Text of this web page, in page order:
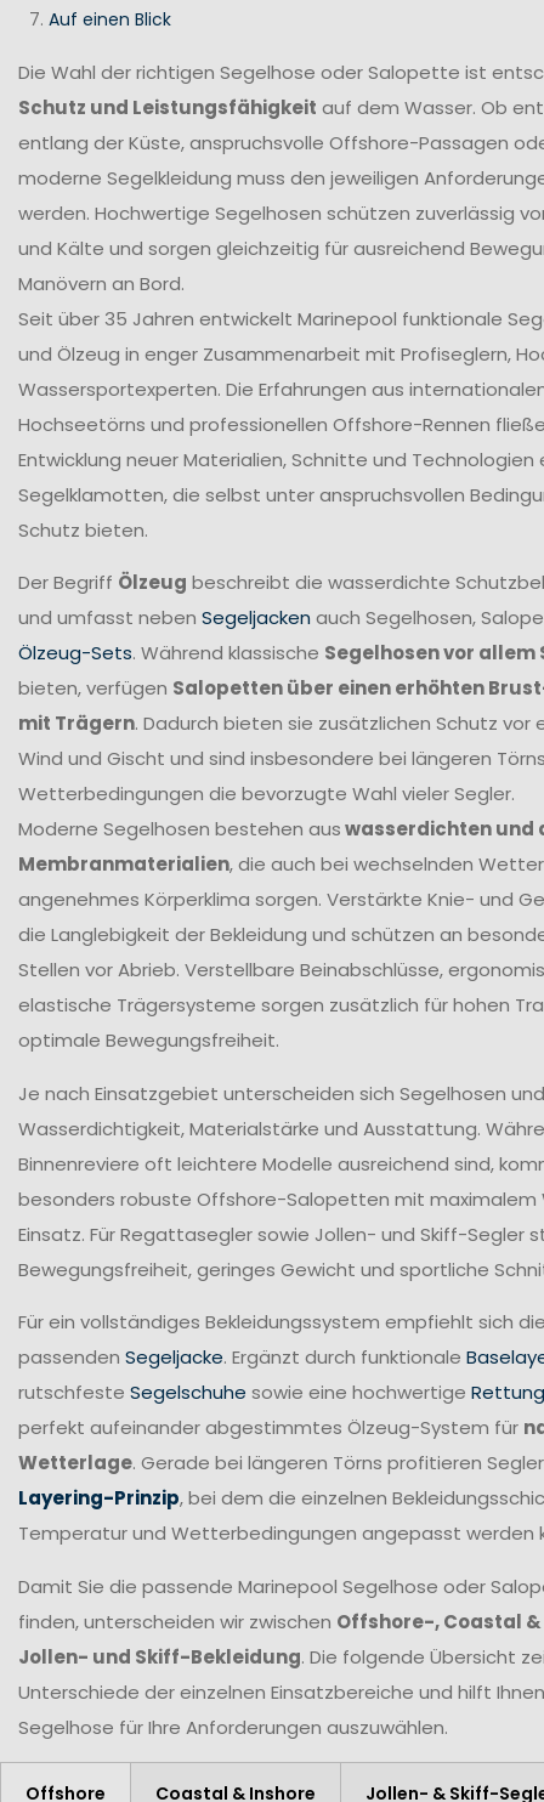
Auf einen Blick
Die Wahl der richtigen Segelhose oder Salopette ist
Schutz und Leistungsfähigkeit auf dem Wasser. Ob
entlang der Küste, anspruchsvolle Offshore-Passagen
moderne Segelkleidung muss den jeweiligen
werden. Hochwertige Segelhosen schützen zuverlässig
und Kälte und sorgen gleichzeitig für ausreichend
Manövern an Bord.
Seit über 35 Jahren entwickelt Marinepool funktionale
und Ölzeug in enger Zusammenarbeit mit Profiseglern,
Wassersportexperten. Die Erfahrungen aus
Hochseetörns und professionellen Offshore-Rennen
Entwicklung neuer Materialien, Schnitte und Technologien
Segelklamotten, die selbst unter anspruchsvollen
Schutz bieten.
Der Begriff Ölzeug beschreibt die wasserdichte
und umfasst neben Segeljacken auch Segelhosen,
Ölzeug-Sets. Während klassische Segelhosen vor allem
bieten, verfügen Salopetten über einen erhöhten
mit Trägern. Dadurch bieten sie zusätzlichen Schutz vor
Wind und Gischt und sind insbesondere bei längeren
Wetterbedingungen die bevorzugte Wahl vieler Segler.
Moderne Segelhosen bestehen auswasserdichten und
Membranmaterialien, die auch bei wechselnden
angenehmes Körperklima sorgen. Verstärkte Knie- und
die Langlebigkeit der Bekleidung und schützen an
Stellen vor Abrieb. Verstellbare Beinabschlüsse,
elastische Trägersysteme sorgen zusätzlich für hohen
optimale Bewegungsfreiheit.
Je nach Einsatzgebiet unterscheiden sich Segelhosen
Wasserdichtigkeit, Materialstärke und Ausstattung.
Binnenreviere oft leichtere Modelle ausreichend sind,
besonders robuste Offshore-Salopetten mit
Einsatz. Für Regattasegler sowie Jollen- und Skiff-Segler
Bewegungsfreiheit, geringes Gewicht und sportliche
Für ein vollständiges Bekleidungssystem empfiehlt sich
passenden Segeljacke. Ergänzt durch funktionale
rutschfeste Segelschuhe sowie eine hochwertige
perfekt aufeinander abgestimmtes Ölzeug-System für
Wetterlage. Gerade bei längeren Törns profitieren
Layering-Prinzip, bei dem die einzelnen
Temperatur und Wetterbedingungen angepasst werden
Damit Sie die passende Marinepool Segelhose oder
finden, unterscheiden wir zwischen Offshore-, Coastal
Jollen- und Skiff-Bekleidung. Die folgende Übersicht
Unterschiede der einzelnen Einsatzbereiche und hilft
Segelhose für Ihre Anforderungen auszuwählen.
Offshore Coastal & Inshore Jollen- & Skiff-